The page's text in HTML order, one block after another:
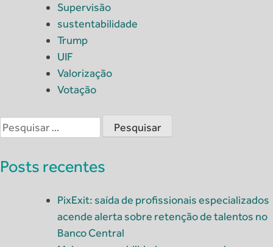
Supervisão
sustentabilidade
Trump
UIF
Valorização
Votação
Pesquisar
por:
Posts recentes
PixExit: saída de profissionais especializados
acende alerta sobre retenção de talentos no
Banco Central